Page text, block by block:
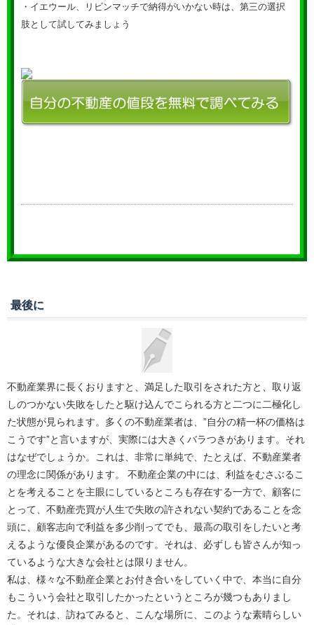
・イエウール、リビンマッチで納得がいかない時は、第三の選択
肢として試してみましょう
最後に
不動産業界に長くおりますと、満足した取引をされた方と、取り返
しのつかない失敗をしたと駆け込んでこられる方と二つに二極化し
た状態が見られます。多くの不動産業者は、”自分の精一杯の価格は
こうです”と言いますが、実際には大きくバラつきがあります。それ
はなぜでしょうか。これは、非常に単純で、たとえば、不動産業者
の理念に関係があります。 不動産企業の中には、利益をむさぶるこ
とを考えることを主眼にしているところも存在する一方で、顧客に
とって、不動産売買が人生で失敗の許されない契約であることを念
頭に、顧客志向で利益を多少削ってでも、最高の取引をしたいと考
えるような優良企業があるのです。それは、必ずしも皆さんが知っ
ているような大きな会社とは限りません。
私は、様々な不動産企業とお付き合いをしていく中で、本当に自分
もこういう会社と取引したかったというところが幾つもありまし
た。それは、訪ねてみると、こんな場所に、このような素晴らしい